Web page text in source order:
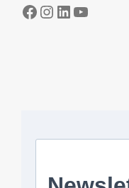
Facebook
Instagram
LinkedIn
YouTube